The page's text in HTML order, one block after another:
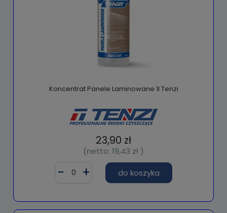
Koncentrat Panele Laminowane 1l Tenzi
23,90 zł
(netto: 19,43 zł )
do koszyka